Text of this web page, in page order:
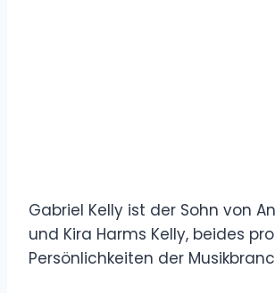
Gabriel Kelly ist der Sohn von
und Kira Harms Kelly, beides
Persönlichkeiten der